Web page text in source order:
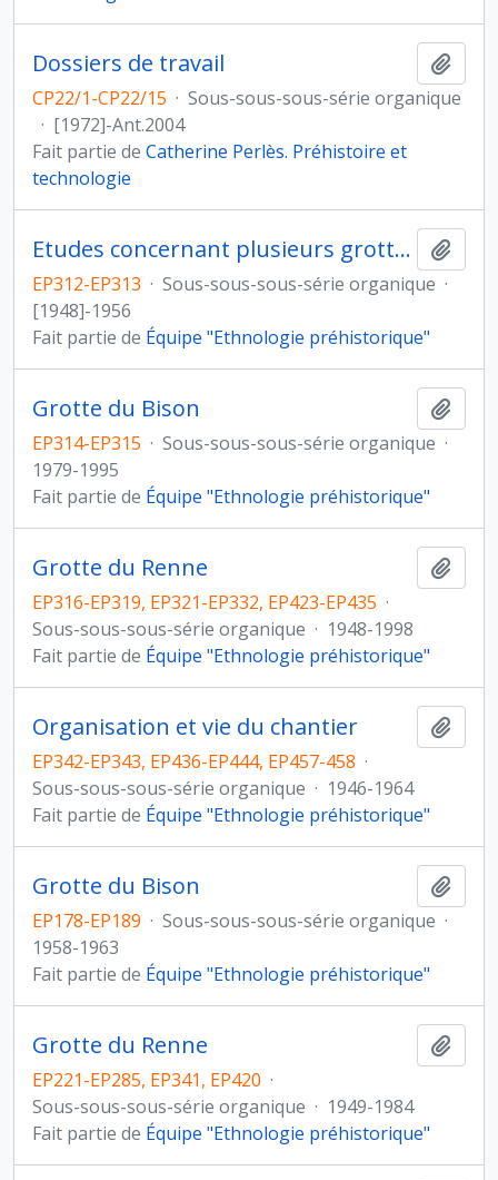
Dossiers de travail
CP22/1-CP22/15 · Sous-sous-sous-série organique
· [1972]-Ant.2004
Fait partie de Catherine Perlès. Préhistoire et
technologie
Etudes concernant plusieurs grottes
EP312-EP313 · Sous-sous-sous-série organique ·
[1948]-1956
Fait partie de Équipe "Ethnologie préhistorique"
Grotte du Bison
EP314-EP315 · Sous-sous-sous-série organique ·
1979-1995
Fait partie de Équipe "Ethnologie préhistorique"
Grotte du Renne
EP316-EP319, EP321-EP332, EP423-EP435 ·
Sous-sous-sous-série organique · 1948-1998
Fait partie de Équipe "Ethnologie préhistorique"
Organisation et vie du chantier
EP342-EP343, EP436-EP444, EP457-458 ·
Sous-sous-sous-série organique · 1946-1964
Fait partie de Équipe "Ethnologie préhistorique"
Grotte du Bison
EP178-EP189 · Sous-sous-sous-série organique ·
1958-1963
Fait partie de Équipe "Ethnologie préhistorique"
Grotte du Renne
EP221-EP285, EP341, EP420 ·
Sous-sous-sous-série organique · 1949-1984
Fait partie de Équipe "Ethnologie préhistorique"